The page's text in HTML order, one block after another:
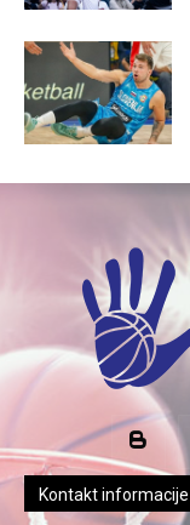
Kontakt informacije